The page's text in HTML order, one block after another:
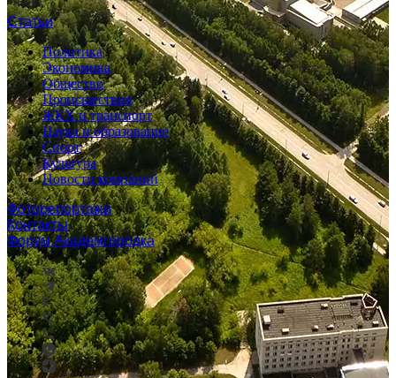
Статьи
Политика
Экономика
Общество
Происшествия
ЖКХ и транспорт
Наука и образование
Спорт
Культура
Новости компаний
Фоторепортажи
Контакты
Форум Академгородка